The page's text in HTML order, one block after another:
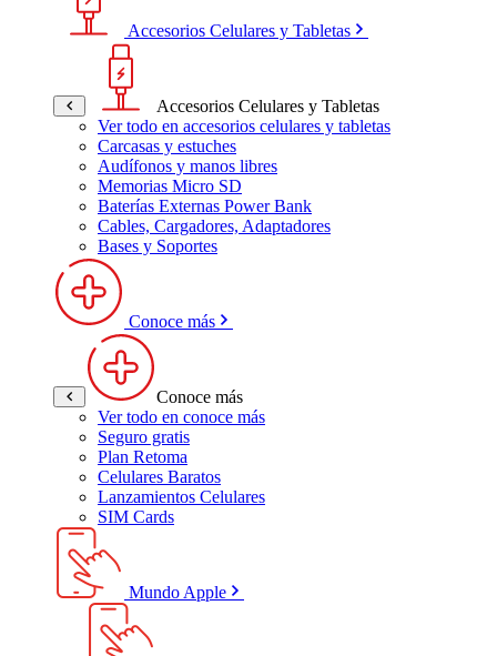
Accesorios Celulares y Tabletas
Accesorios Celulares y Tabletas
Ver todo en accesorios celulares y tabletas
Carcasas y estuches
Audífonos y manos libres
Memorias Micro SD
Baterías Externas Power Bank
Cables, Cargadores, Adaptadores
Bases y Soportes
Conoce más
Conoce más
Ver todo en conoce más
Seguro gratis
Plan Retoma
Celulares Baratos
Lanzamientos Celulares
SIM Cards
Mundo Apple